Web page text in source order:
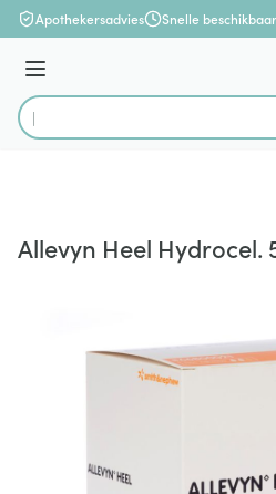
Ga naar de inhoud
Apothekersadvies Snelle
Menu
Product, merk, categorie...
Allevyn Heel Hydrocel.